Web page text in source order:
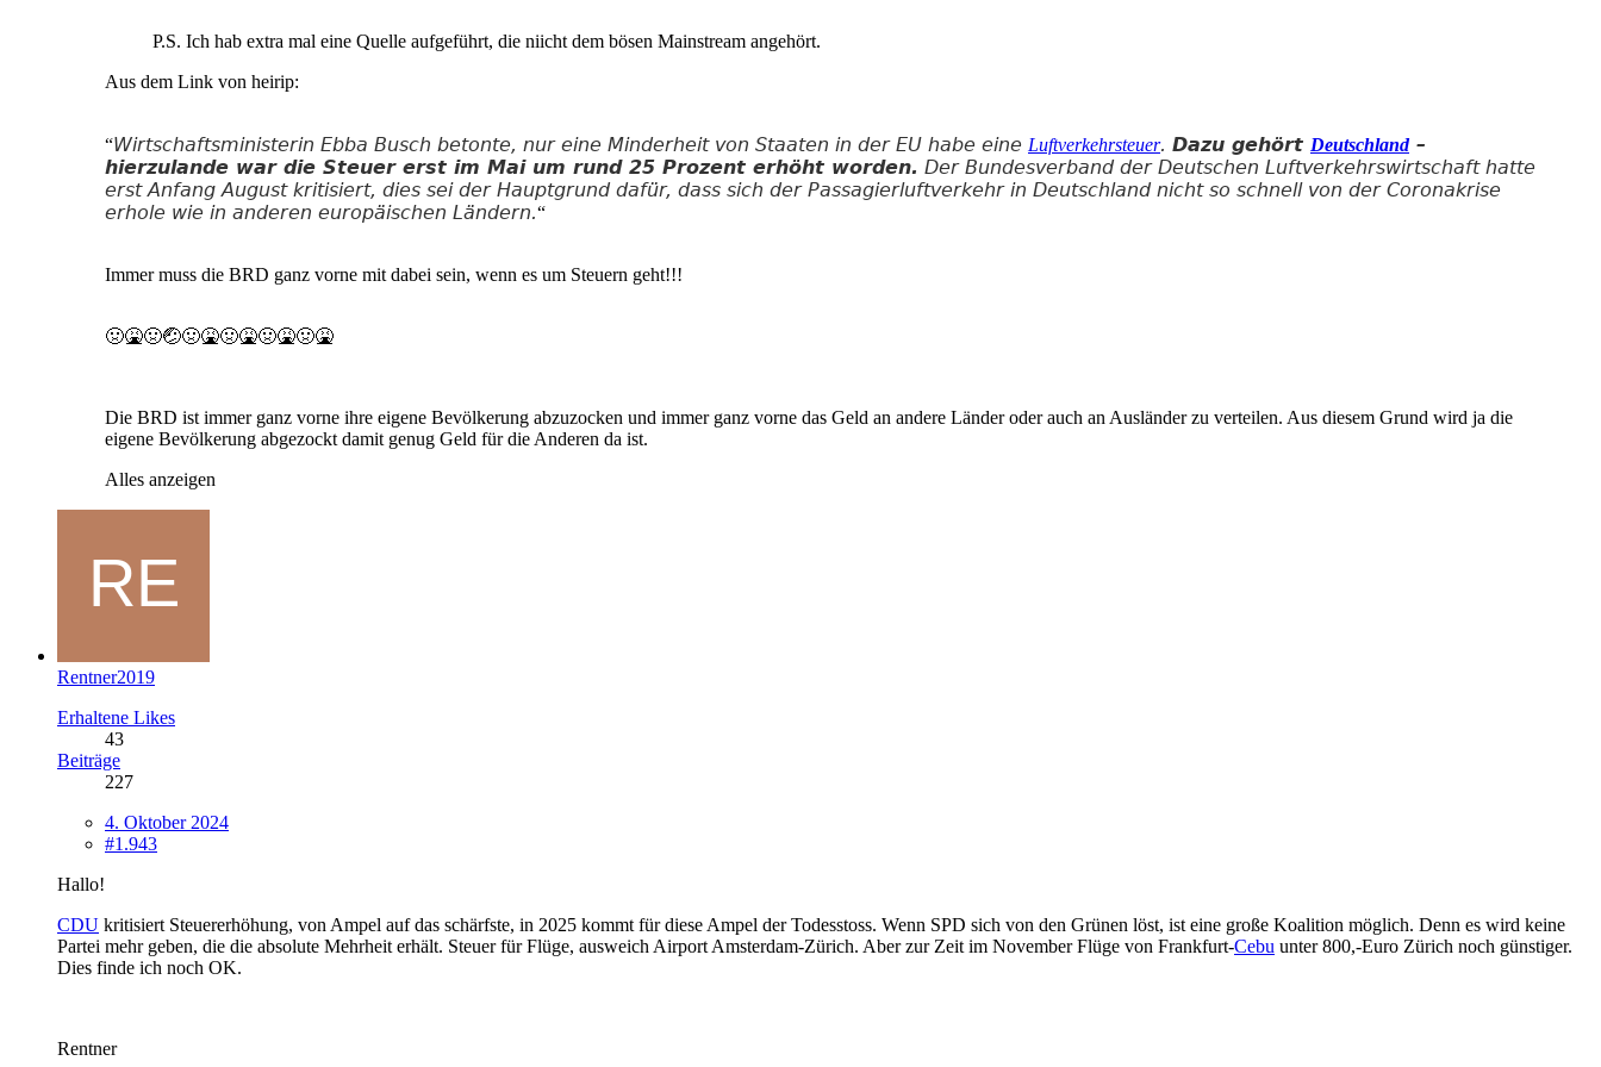
P.S. Ich hab extra mal eine Quelle aufgeführt, die niicht dem bösen Mainstream angehört.
Aus dem Link von heirip:
“Wirtschaftsministerin Ebba Busch betonte, nur eine Minderheit von Staaten in der EU habe eine Luftverkehrsteuer. Dazu gehört Deutschland–
hierzulande war die Steuer erst im Mai um rund 25 Prozent erhöht worden. Der Bundesverband der Deutschen Luftverkehrswirtschaft hatte
erst Anfang August kritisiert, dies sei der Hauptgrund dafür, dass sich der Passagierluftverkehr in Deutschland nicht so schnell von der Coronakrise
erhole wie in anderen europäischen Ländern.“
Immer muss die BRD ganz vorne mit dabei sein, wenn es um Steuern geht!!!
🤢🤮🤢🤕🤢🤮🤢🤮🤢🤮🤢🤮
Die BRD ist immer ganz vorne ihre eigene Bevölkerung abzuzocken und immer ganz vorne das Geld an andere Länder oder auch an Ausländer zu verteilen. Aus diesem Grund wird ja die
eigene Bevölkerung abgezockt damit genug Geld für die Anderen da ist.
Alles anzeigen
Rentner2019
Erhaltene Likes
43
Beiträge
227
4. Oktober 2024
#1.943
Hallo!
CDU kritisiert Steuererhöhung, von Ampel auf das schärfste, in 2025 kommt für diese Ampel der Todesstoss. Wenn SPD sich von den Grünen löst, ist eine große Koalition möglich. Denn es wird keine
Partei mehr geben, die die absolute Mehrheit erhält. Steuer für Flüge, ausweich Airport Amsterdam-Zürich. Aber zur Zeit im November Flüge von Frankfurt-Cebu unter 800,-Euro Zürich noch günstiger.
Dies finde ich noch OK.
Rentner